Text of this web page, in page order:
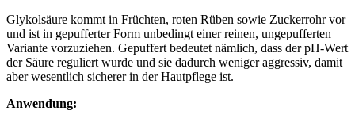
Glykolsäure kommt in Früchten, roten Rüben sowie Zuckerrohr vor
und ist in gepufferter Form unbedingt einer reinen, ungepufferten
Variante vorzuziehen. Gepuffert bedeutet nämlich, dass der pH-Wert
der Säure reguliert wurde und sie dadurch weniger aggressiv, damit
aber wesentlich sicherer in der Hautpflege ist.
Anwendung: